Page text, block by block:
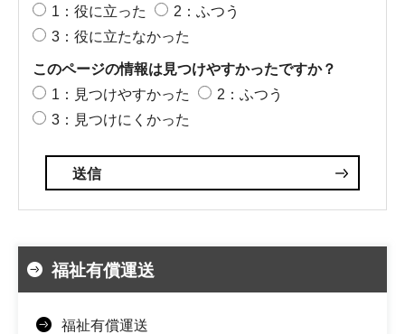
1：役に立った
2：ふつう
3：役に立たなかった
このページの情報は見つけやすかったですか？
1：見つけやすかった
2：ふつう
3：見つけにくかった
福祉有償運送
福祉有償運送